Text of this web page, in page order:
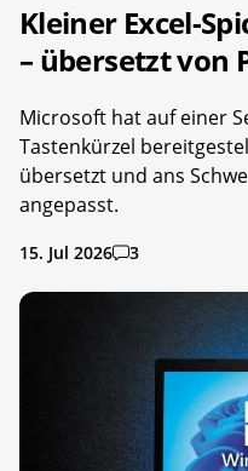
Kleiner Excel-
– übersetzt von
Microsoft hat auf einer
Tastenkürzel
übersetzt und ans
angepasst.
15. Jul 2026 3